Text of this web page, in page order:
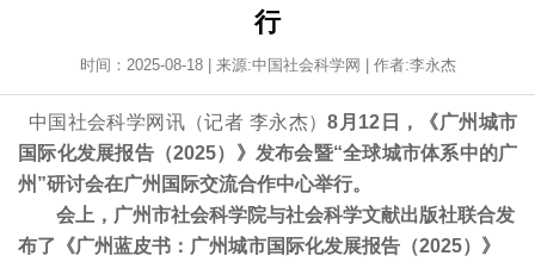
行
时间：2025-08-18 | 来源:中国社会科学网 | 作者:李永杰
中国社会科学网讯（记者 李永杰）8月12日，《广州城市
国际化发展报告（2025）》发布会暨“全球城市体系中的广
州”研讨会在广州国际交流合作中心举行。
会上，广州市社会科学院与社会科学文献出版社联合发
布了《广州蓝皮书：广州城市国际化发展报告（2025）》